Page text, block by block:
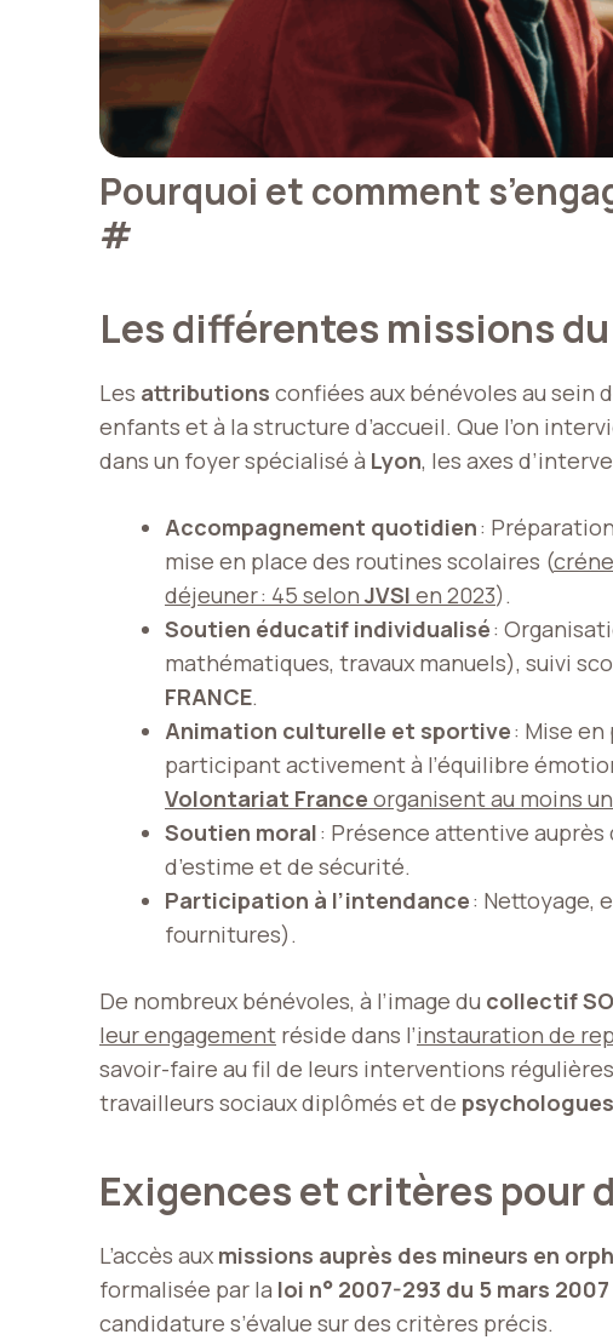
Pourquoi et comment
#
Les différentes missions
Les attributions confiées aux bénévoles au sein
enfants et à la structure d’accueil. Que l’on
dans un foyer spécialisé à Lyon, les axes
Accompagnement quotidien:
mise en place des routines scolaires (
déjeuner : 45 selonJVSI en 2023).
Soutien éducatif individualisé:
mathématiques, travaux manuels), suivi
FRANCE.
Animation culturelle et sportive: Mise en
participant activement à l’équilibre
Volontariat France organisent au moins
Soutien moral: Présence attentive
d’estime et de sécurité.
Participation à l’intendance: Nettoyage,
fournitures).
De nombreux bénévoles, à l’image du collectif
leur engagement réside dans l’instauration de
savoir-faire au fil de leurs interventions
travailleurs sociaux diplômés et de psychologues
Exigences et critères pour
L’accès aux missions auprès des mineurs en
formalisée par la loi n° 2007-293 du 5 mars
candidature s’évalue sur des critères précis.